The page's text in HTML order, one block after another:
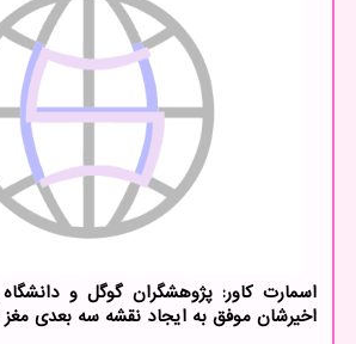
اسمارت کاور: پژوهشگران گوگل و دانشگاه
اخیرشان موفق به ایجاد نقشه سه بعدی